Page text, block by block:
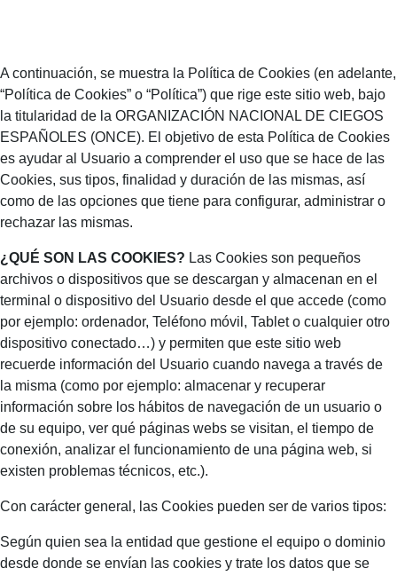
A continuación, se muestra la Política de Cookies (en adelante,
“Política de Cookies” o “Política”) que rige este sitio web, bajo
la titularidad de la ORGANIZACIÓN NACIONAL DE CIEGOS
ESPAÑOLES (ONCE). El objetivo de esta Política de Cookies
es ayudar al Usuario a comprender el uso que se hace de las
Cookies, sus tipos, finalidad y duración de las mismas, así
como de las opciones que tiene para configurar, administrar o
rechazar las mismas.
¿QUÉ SON LAS COOKIES? Las Cookies son pequeños
archivos o dispositivos que se descargan y almacenan en el
terminal o dispositivo del Usuario desde el que accede (como
por ejemplo: ordenador, Teléfono móvil, Tablet o cualquier otro
dispositivo conectado…) y permiten que este sitio web
recuerde información del Usuario cuando navega a través de
la misma (como por ejemplo: almacenar y recuperar
información sobre los hábitos de navegación de un usuario o
de su equipo, ver qué páginas webs se visitan, el tiempo de
conexión, analizar el funcionamiento de una página web, si
existen problemas técnicos, etc.).
Con carácter general, las Cookies pueden ser de varios tipos:
Según quien sea la entidad que gestione el equipo o dominio
desde donde se envían las cookies y trate los datos que se